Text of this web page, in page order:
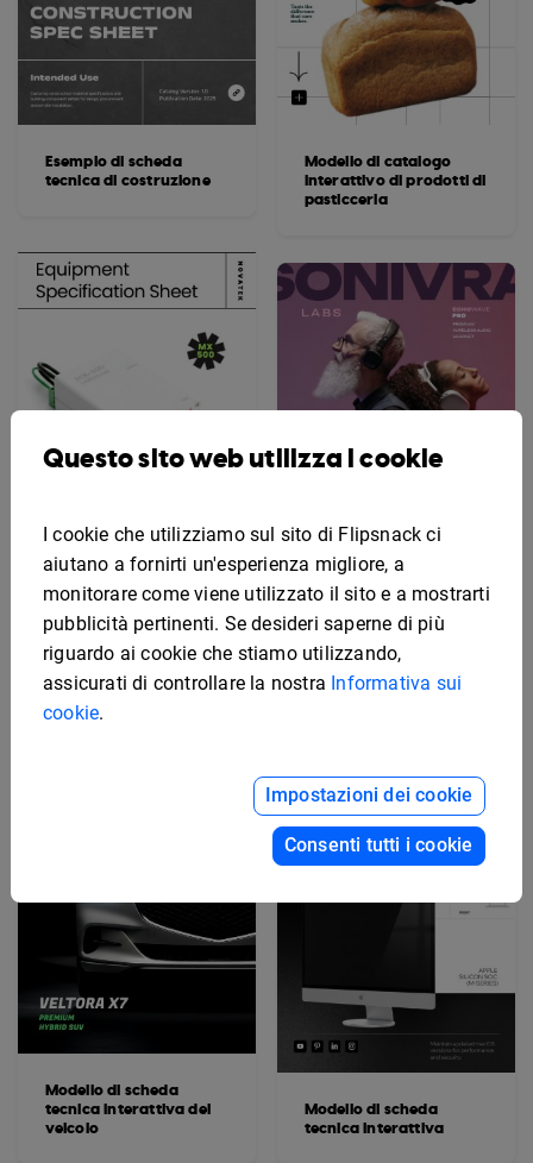
Esempio di scheda
tecnica di costruzione
Modello di scheda
tecnica per
apparecchiature digitali
Modello di scheda
tecnica interattiva del
veicolo
Modello di catalogo
interattivo di prodotti di
pasticceria
Modello di scheda
tecnica elettronica
modificabile
Modello di scheda
tecnica interattiva
Questo sito web utilizza i cookie
I cookie che utilizziamo sul sito di Flipsnack ci
aiutano a fornirti un'esperienza migliore, a
monitorare come viene utilizzato il sito e a mostrarti
pubblicità pertinenti. Se desideri saperne di più
riguardo ai cookie che stiamo utilizzando,
assicurati di controllare la nostra Informativa sui
cookie.
Impostazioni dei cookie
Consenti tutti i cookie